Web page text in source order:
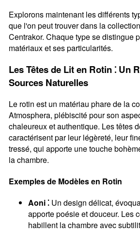
Explorons maintenant les différents
que l'on peut trouver dans la
Centrakor. Chaque type se distingue
matériaux et ses particularités.
Les Têtes de Lit en Rotin ⁚ Un
Sources Naturelles
Le rotin est un matériau phare de la
Atmosphera, plébiscité pour son
chaleureux et authentique. Les têtes
caractérisent par leur légèreté, leur
tressé, qui apporte une touche
la chambre.
Exemples de Modèles en Rotin
Aoni ⁚Un design délicat,
apporte poésie et douceur. Les
habillent la chambre avec